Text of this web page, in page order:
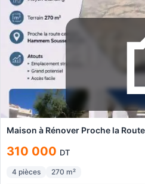
Maison à Rénover Proche la
310 000 DT
4 pièces 270 m²